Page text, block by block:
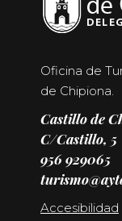
Oficina de
de Chipiona.
Castillo de
C/Castillo, 5
956 929065
Accesibilidad